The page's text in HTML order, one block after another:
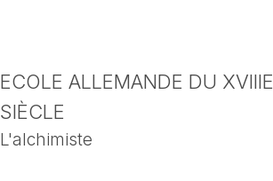
ECOLE ALLEMANDE DU XVIIIE
SIÈCLE
L'alchimiste